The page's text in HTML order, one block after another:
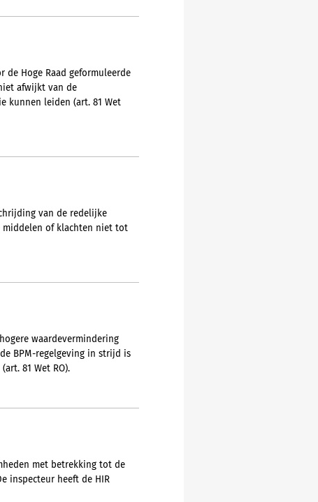
Hoge Raad geformuleerde
afwijkt van de
kunnen leiden (art. 81 Wet
van de redelijke
middelen of klachten niet tot
waardevermindering
BPM-regelgeving in strijd is
81 Wet RO).
met betrekking tot de
inspecteur heeft de HIR